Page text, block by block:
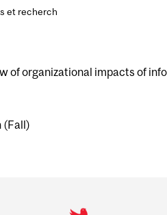
et recherch
of organizational impacts of
(Fall)